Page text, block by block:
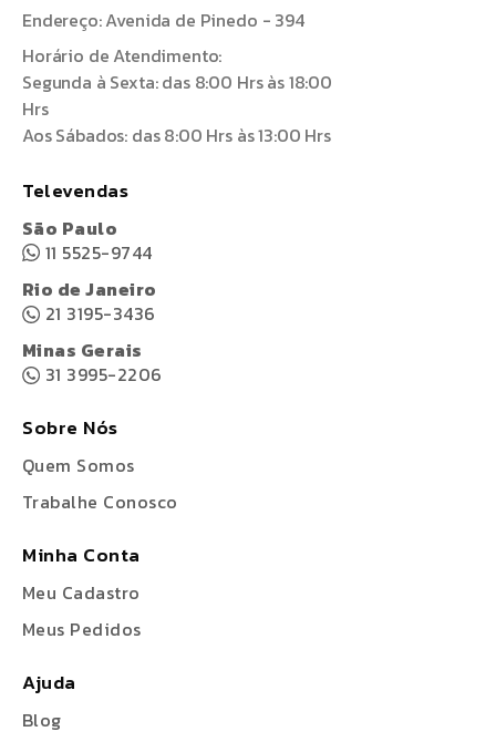
Endereço: Avenida de Pinedo - 394
Horário de Atendimento:
Segunda à Sexta: das 8:00 Hrs às 18:00
Hrs
Aos Sábados: das 8:00 Hrs às 13:00 Hrs
Televendas
São Paulo
11 5525-9744
Rio de Janeiro
21 3195-3436
Minas Gerais
31 3995-2206
Sobre Nós
Quem Somos
Trabalhe Conosco
Minha Conta
Meu Cadastro
Meus Pedidos
Ajuda
Blog